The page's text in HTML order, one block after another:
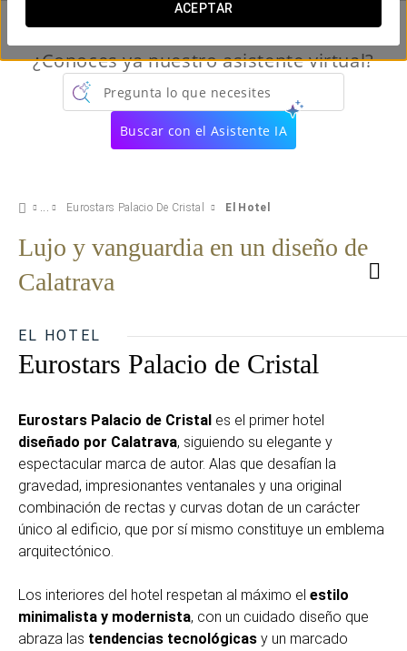
ACEPTAR
¿Conoces ya nuestro asistente virtual?
Pregunta lo que necesites
Buscar con el Asistente IA
Eurostars Palacio De Cristal El Hotel
Lujo y vanguardia en un diseño de
Calatrava
EL HOTEL
Eurostars Palacio de Cristal
Eurostars Palacio de Cristal es el primer hotel
diseñado por Calatrava, siguiendo su elegante y
espectacular marca de autor. Alas que desafían la
gravedad, impresionantes ventanales y una original
combinación de rectas y curvas dotan de un carácter
único al edificio, que por sí mismo constituye un emblema
arquitectónico.
Los interiores del hotel respetan al máximo el estilo
minimalista y modernista, con un cuidado diseño que
abraza las tendencias tecnológicas y un marcado